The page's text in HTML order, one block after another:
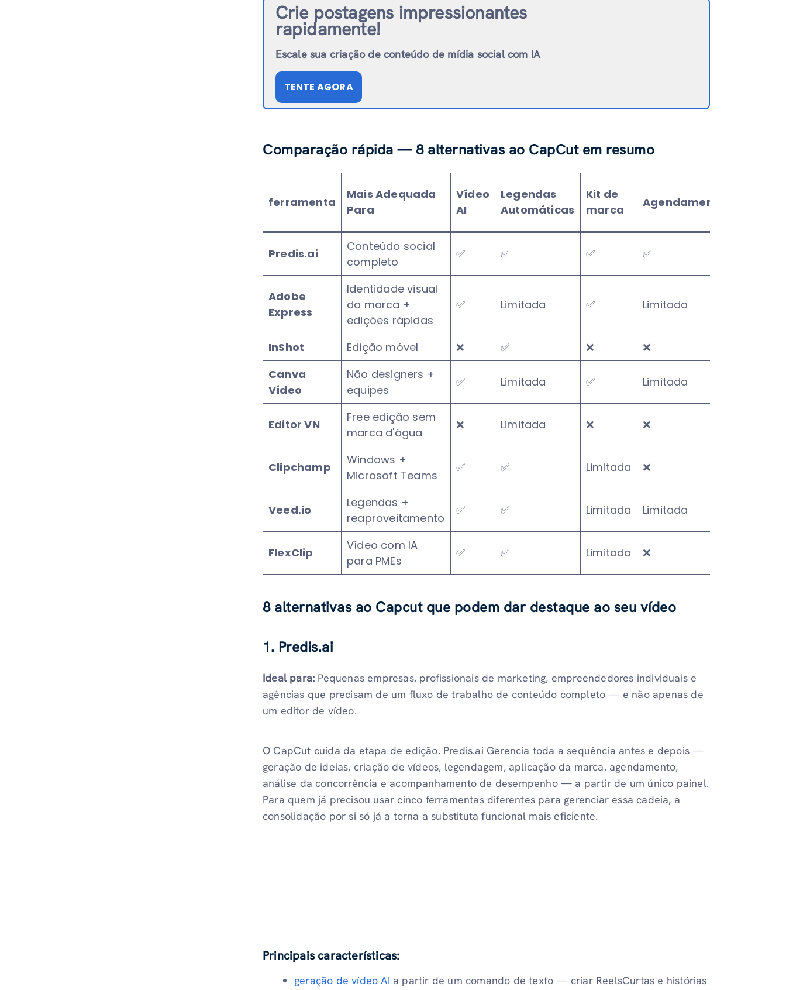
Crie postagens impressionantes
rapidamente!
Escale sua criação de conteúdo de mídia social com IA
TENTE AGORA
Comparação rápida — 8 alternativas ao CapCut em resumo
ferramenta
Mais Adequada
Para
Vídeo
AI
Legendas
Automáticas
Kit de
marca
Agendamento
Predis.ai
Conteúdo social
completo
✅ ✅ ✅ ✅
Adobe
Express
Identidade visual
da marca +
edições rápidas
✅ Limitada ✅ Limitada
InShot Edição móvel ❌ ✅ ❌ ❌
Canva
Vídeo
Não designers +
equipes
✅ Limitada ✅ Limitada
Editor VN
Free edição sem
marca d'água
❌ Limitada ❌ ❌
Clipchamp
Windows +
Microsoft Teams
✅ ✅ Limitada ❌
Veed.io
Legendas +
reaproveitamento
✅ ✅ Limitada Limitada
FlexClip
Vídeo com IA
para PMEs
✅ ✅ Limitada ❌
8 alternativas ao Capcut que podem dar destaque ao seu vídeo
1. Predis.ai
Ideal para: Pequenas empresas, profissionais de marketing, empreendedores individuais e
agências que precisam de um fluxo de trabalho de conteúdo completo — e não apenas de
um editor de vídeo.
O CapCut cuida da etapa de edição. Predis.ai Gerencia toda a sequência antes e depois —
geração de ideias, criação de vídeos, legendagem, aplicação da marca, agendamento,
análise da concorrência e acompanhamento de desempenho — a partir de um único painel.
Para quem já precisou usar cinco ferramentas diferentes para gerenciar essa cadeia, a
consolidação por si só já a torna a substituta funcional mais eficiente.
Principais características:
geração de vídeo AI a partir de um comando de texto — criar ReelsCurtas e histórias